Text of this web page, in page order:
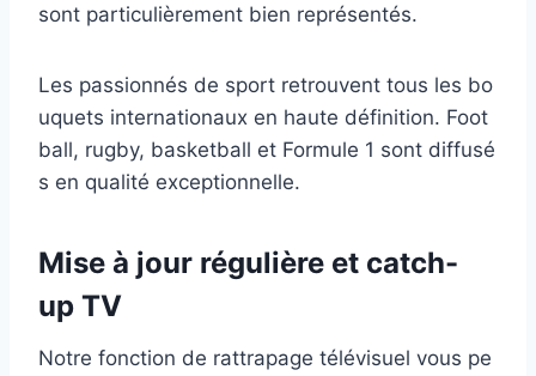
sont particulièrement bien représentés.
Les passionnés de sport retrouvent tous les bo
uquets internationaux en haute définition. Foot
ball, rugby, basketball et Formule 1 sont diffusé
s en qualité exceptionnelle.
Mise à jour régulière et catch-
up TV
Notre fonction de rattrapage télévisuel vous pe